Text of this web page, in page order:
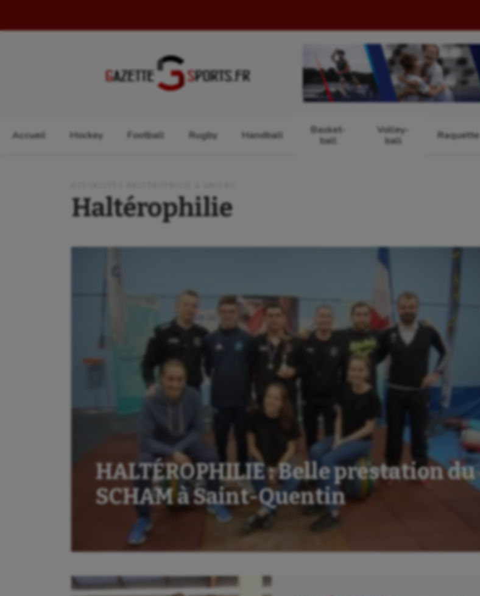
Accueil Hockey Football Rugby Handball
Basket-
ball
Volley-
ball
Raquette
Haltérophilie
HALTÉROPHILIE : Belle prestation du
SCHAM à Saint-Quentin